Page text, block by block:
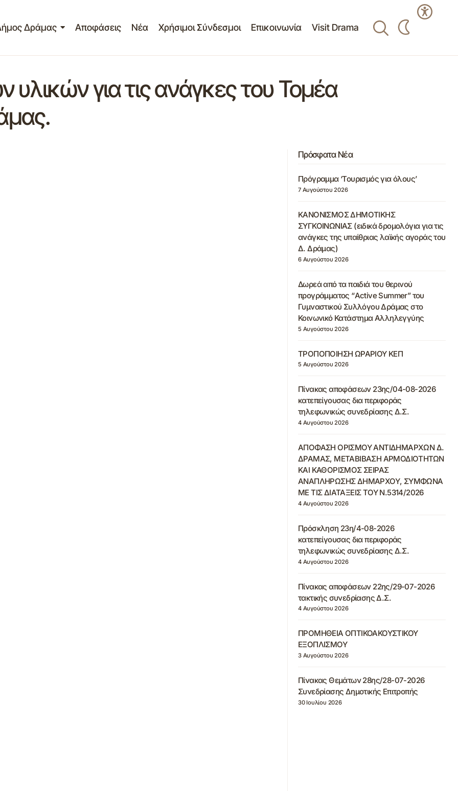
Δράμας Αποφάσεις Νέα Χρήσιμοι Σύνδεσμοι Επικοινωνία Visit Drama
για τις ανάγκες του Τομέα
Πρόσφατα Νέα
Πρόγραμμα ‘Τουρισμός για όλους’
7 Αυγούστου 2026
ΚΑΝΟΝΙΣΜΟΣ ΔΗΜΟΤΙΚΗΣ
ΣΥΓΚΟΙΝΩΝΙΑΣ (ειδικά δρομολόγια για τις
ανάγκες της υπαίθριας λαϊκής αγοράς του
Δ. Δράμας)
6 Αυγούστου 2026
Δωρεά από τα παιδιά του θερινού
προγράμματος “Active Summer” του
Γυμναστικού Συλλόγου Δράμας στο
Κοινωνικό Κατάστημα Αλληλεγγύης
5 Αυγούστου 2026
ΤΡΟΠΟΠΟΙΗΣΗ ΩΡΑΡΙΟΥ ΚΕΠ
5 Αυγούστου 2026
Πίνακας αποφάσεων 23ης/04-08-2026
κατεπείγουσας δια περιφοράς
τηλεφωνικώς συνεδρίασης Δ.Σ.
4 Αυγούστου 2026
ΑΠΟΦΑΣΗ ΟΡΙΣΜΟΥ ΑΝΤΙΔΗΜΑΡΧΩΝ Δ.
ΔΡΑΜΑΣ, ΜΕΤΑΒΙΒΑΣΗ ΑΡΜΟΔΙΟΤΗΤΩΝ
ΚΑΙ ΚΑΘΟΡΙΣΜΟΣ ΣΕΙΡΑΣ
ΑΝΑΠΛΗΡΩΣΗΣ ΔΗΜΑΡΧΟΥ, ΣΥΜΦΩΝΑ
ΜΕ ΤΙΣ ΔΙΑΤΑΞΕΙΣ ΤΟΥ Ν.5314/2026
4 Αυγούστου 2026
Πρόσκληση 23η/4-08-2026
κατεπείγουσας δια περιφοράς
τηλεφωνικώς συνεδρίασης Δ.Σ.
4 Αυγούστου 2026
Πίνακας αποφάσεων 22ης/29-07-2026
τακτικής συνεδρίασης Δ.Σ.
4 Αυγούστου 2026
ΠΡΟΜΗΘΕΙΑ ΟΠΤΙΚΟΑΚΟΥΣΤΙΚΟΥ
ΕΞΟΠΛΙΣΜΟΥ
3 Αυγούστου 2026
Πίνακας Θεμάτων 28ης/28-07-2026
Συνεδρίασης Δημοτικής Επιτροπής
30 Ιουλίου 2026